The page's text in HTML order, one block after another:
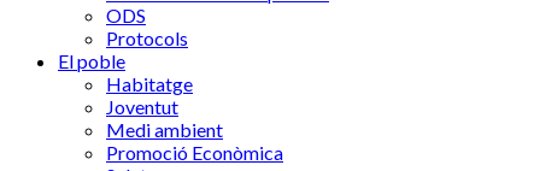
ODS
Protocols
El poble
Habitatge
Joventut
Medi ambient
Promoció Econòmica